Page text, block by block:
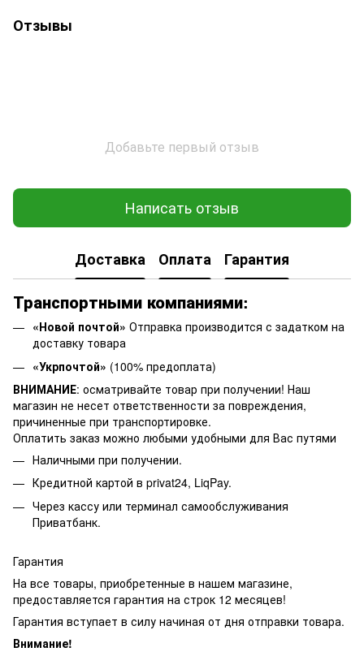
Отзывы
Добавьте первый отзыв
Написать отзыв
Доставка Оплата Гарантия
Транспортными компаниями:
«Новой почтой» Отправка производится с задатком на
доставку товара
«Укрпочтой» (100% предоплата)
ВНИМАНИЕ: осматривайте товар при получении! Наш
магазин не несет ответственности за повреждения,
причиненные при транспортировке.
Оплатить заказ можно любыми удобными для Вас путями
Наличными при получении.
Кредитной картой в privat24, LiqPay.
Через кассу или терминал самообслуживания
Приватбанк.
Гарантия
На все товары, приобретенные в нашем магазине,
предоставляется гарантия на строк 12 месяцев!
Гарантия вступает в силу начиная от дня отправки товара.
Внимание!